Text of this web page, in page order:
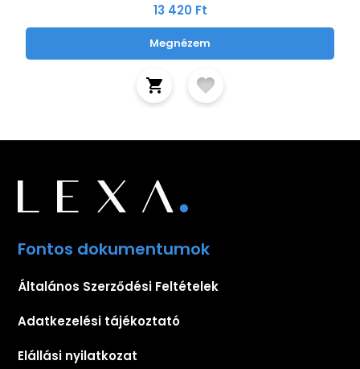
13 420 Ft
Megnézem
Fontos dokumentumok
Általános Szerződési Feltételek
Adatkezelési tájékoztató
Elállási nyilatkozat